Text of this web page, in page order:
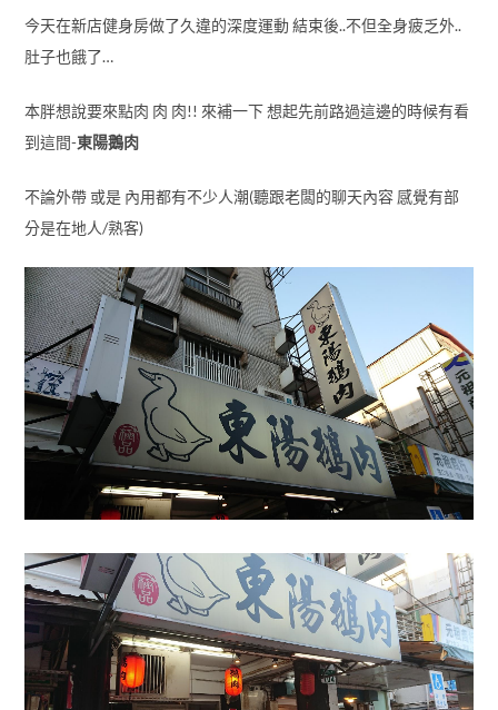
今天在新店健身房做了久違的深度運動 結束後..不但全身疲乏外..
肚子也餓了…
本胖想說要來點肉 肉 肉!! 來補一下 想起先前路過這邊的時候有看
到這間-東陽鵝肉
不論外帶 或是 內用都有不少人潮(聽跟老闆的聊天內容 感覺有部
分是在地人/熟客)